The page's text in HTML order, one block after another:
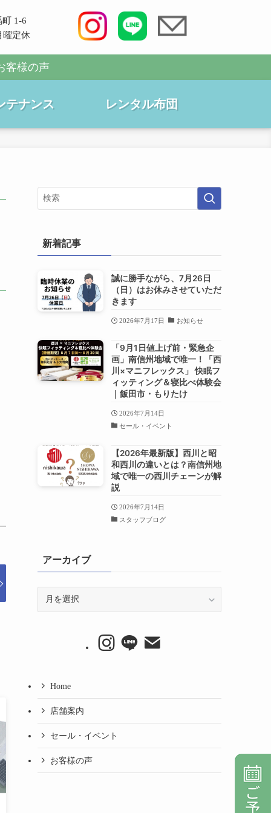
1-6
曜定休
客様の声
テナンス レンタル布団
新着記事
誠に勝手ながら、7月26日
（日）はお休みさせていただ
きます
2026年7月17日 お知らせ
「9月1日値上げ前・緊急企
画」南信州地域で唯一！「西
川×マニフレックス」 快眠フ
ィッティング＆寝比べ体験会
｜飯田市・もりたけ
2026年7月14日
セール・イベント
【2026年最新版】西川と昭
和西川の違いとは？南信州地
域で唯一の西川チェーンが解
説
2026年7月14日
スタッフブログ
アーカイブ
Home
店舗案内
セール・イベント
お客様の声